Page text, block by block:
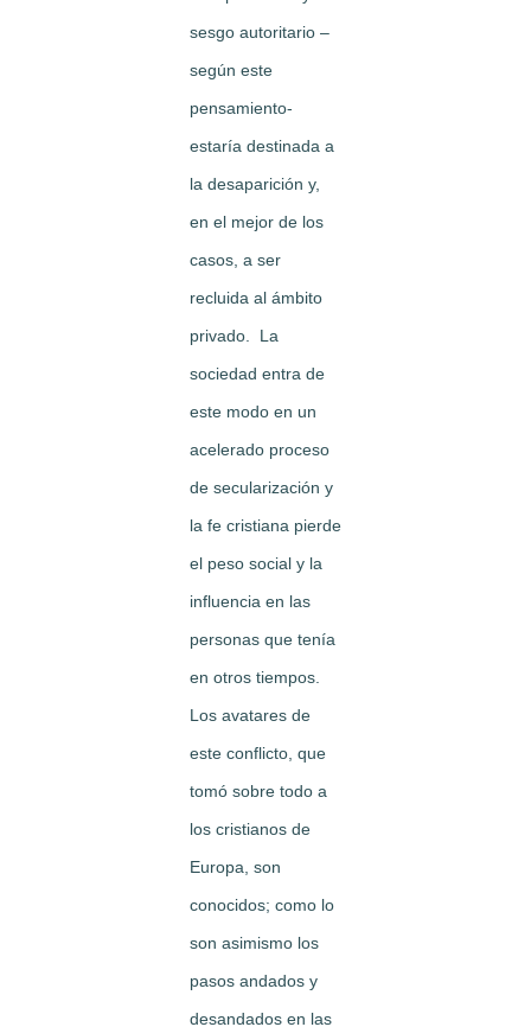
sesgo autoritario –
según este
pensamiento-
estaría destinada a
la desaparición y,
en el mejor de los
casos, a ser
recluida al ámbito
privado. La
sociedad entra de
este modo en un
acelerado proceso
de secularización y
la fe cristiana pierde
el peso social y la
influencia en las
personas que tenía
en otros tiempos.
Los avatares de
este conflicto, que
tomó sobre todo a
los cristianos de
Europa, son
conocidos; como lo
son asimismo los
pasos andados y
desandados en las